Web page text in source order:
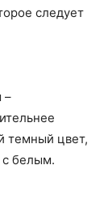
следует
–
темный цвет,
с белым.